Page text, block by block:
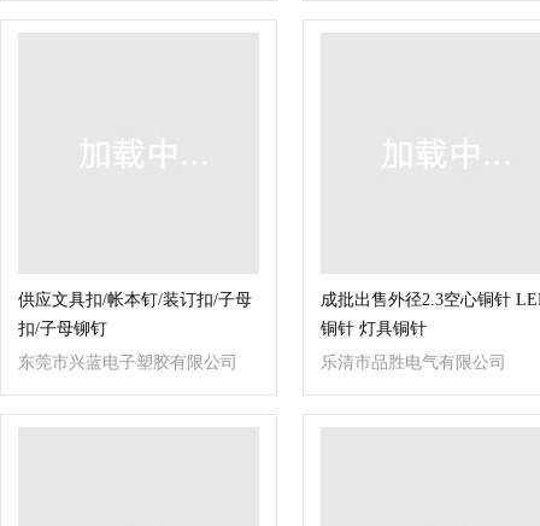
司
供应文具扣/帐本钉/装订扣/子母
扣/子母铆钉
东莞市兴蓝电子塑胶有限公司
成批出售外径2.3空心铜针
铜针 灯具铜针
乐清市品胜电气有限公司